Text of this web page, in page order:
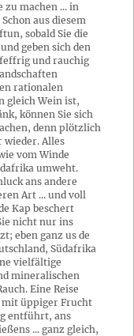
zu machen ... in
aus diesem
sobald Sie die
geben sich den
und rauchig
rationalen
gleich Wein ist,
können Sie sich
denn plötzlich
wieder. Alles
vom Winde
umweht.
ans andere
Art ... und voll
Kap beschert
nicht nur ins
eben ganz us de
Südafrika
vielfältige
mineralischen
Eine Reise
mit üppiger Frucht
entführt, ans
... ganz gleich,